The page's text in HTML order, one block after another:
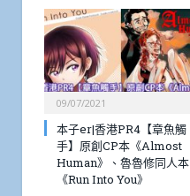
09/07/2021
本子er|香港PR4【章魚觸
手】原創CP本《Almost
Human》、魯魯修同人本
《Run Into You》